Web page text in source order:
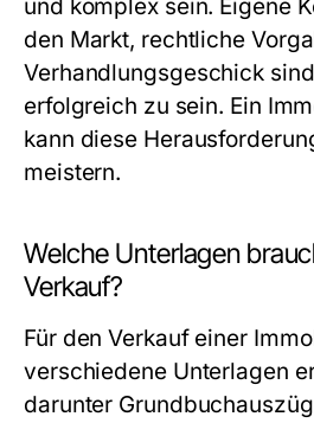
und komplex sein. Eigene
den Markt, rechtliche
Verhandlungsgeschick
erfolgreich zu sein. Ein
kann diese
meistern.
Welche Unterlagen
Verkauf?
Für den Verkauf einer
verschiedene Unterlagen
darunter